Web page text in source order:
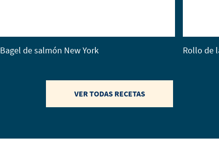
Bagel de salmón New York Rollo de
VER TODAS RECETAS